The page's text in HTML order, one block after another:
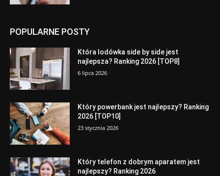
POPULARNE POSTY
Która lodówka side by side jest
najlepsza? Ranking 2026 [TOP8]
6 lipca 2026
Który powerbank jest najlepszy? Ranking
2026 [TOP10]
23 stycznia 2026
Który telefon z dobrym aparatem jest
najlepszy? Ranking 2026